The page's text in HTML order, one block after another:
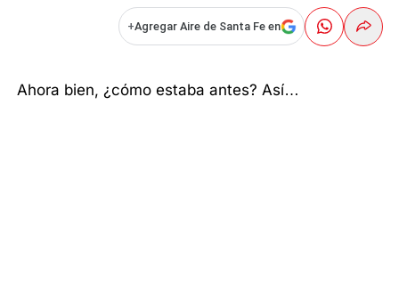
+Agregar Aire de Santa Fe en
Ahora bien, ¿cómo estaba antes? Así…